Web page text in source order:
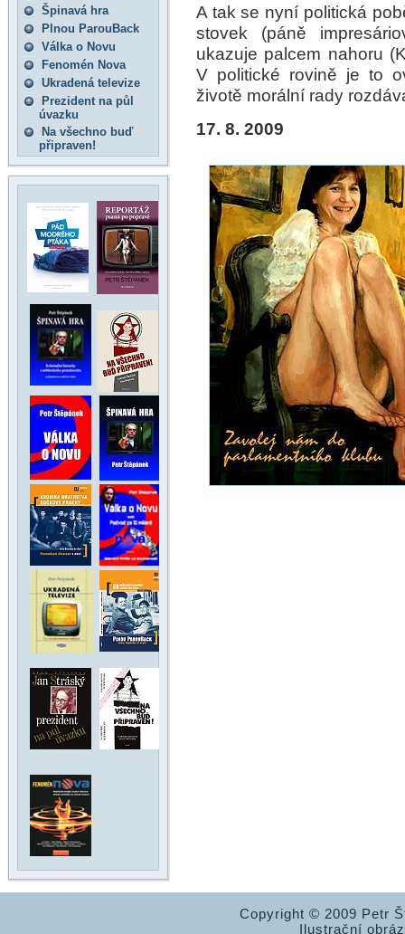
Špinavá hra
Plnou ParouBack
Válka o Novu
Fenomén Nova
Ukradená televize
Prezident na půl
úvazku
Na všechno buď
připraven!
A tak se nyní politická
stovek (páně
ukazuje palcem nahoru
V politické rovině je to
životě morální rady
17. 8. 2009
Copyright © 2009 Petr
Ilustrační